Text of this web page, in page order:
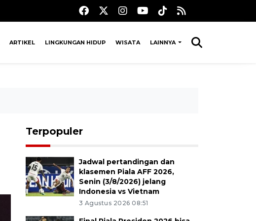
ARTIKEL LINGKUNGAN HIDUP WISATA LAINNYA
Terpopuler
Jadwal pertandingan dan
klasemen Piala AFF 2026,
Senin (3/8/2026) jelang
Indonesia vs Vietnam
3 Agustus 2026 08:51